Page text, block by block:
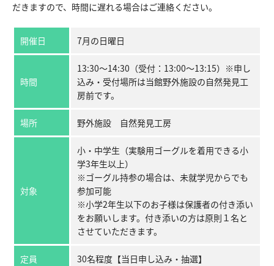
だきますので、時間に遅れる場合はご連絡ください。
開催日 7月の日曜日
時間
13:30～14:30（受付：13:00～13:15）※申し
込み・受付場所は当館野外施設の自然発見工
房前です。
場所 野外施設 自然発見工房
対象
小・中学生（実験用ゴーグルを着用できる小
学3年生以上）
※ゴーグル持参の場合は、未就学児からでも
参加可能
※小学2年生以下のお子様は保護者の付き添い
をお願いします。付き添いの方は原則１名と
させていただきます。
定員 30名程度【当日申し込み・抽選】